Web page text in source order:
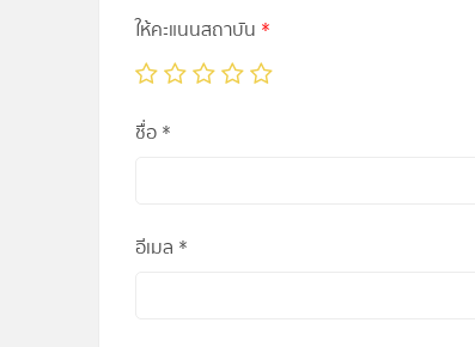
ให้คะแนนสถาบัน *
ชื่อ*
อีเมล *